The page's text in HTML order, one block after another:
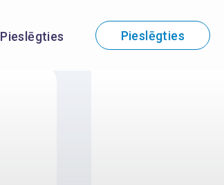
Pieslēgties Pieslēgties